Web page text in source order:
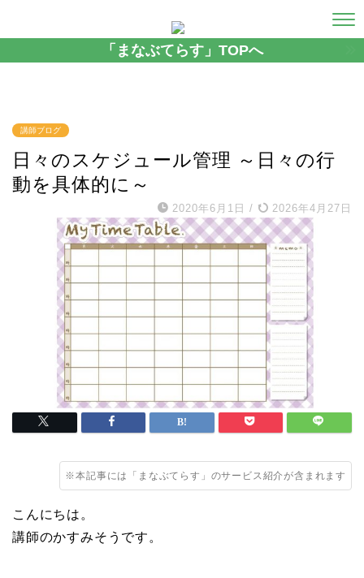
「まなぶてらす」TOPへ
講師ブログ
日々のスケジュール管理 ～日々の行
動を具体的に～
2020年6月1日 / 2026年4月27日
※本記事には「まなぶてらす」のサービス紹介が含まれます
こんにちは。
講師のかすみそうです。